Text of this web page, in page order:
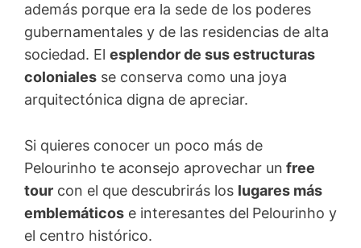
además porque era la sede de los poderes
gubernamentales y de las residencias de alta
sociedad. El esplendor de sus estructuras
coloniales se conserva como una joya
arquitectónica digna de apreciar.
Si quieres conocer un poco más de
Pelourinho te aconsejo aprovechar un free
tour con el que descubrirás los lugares más
emblemáticos e interesantes del Pelourinho y
el centro histórico.